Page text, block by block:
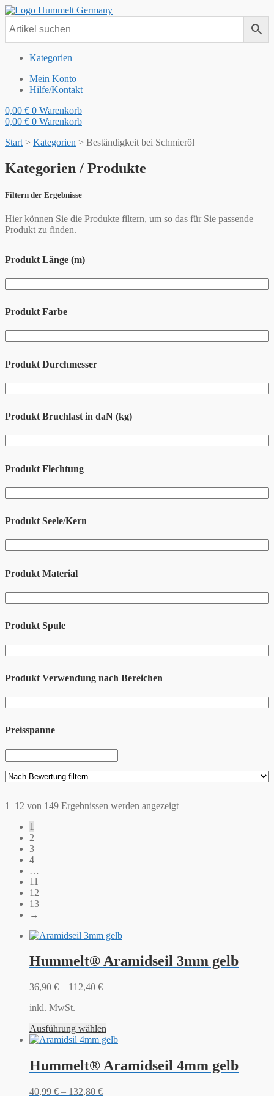
Kategorien
Mein Konto
Hilfe/Kontakt
0,00 € 0 Warenkorb
0,00 € 0 Warenkorb
Start > Kategorien > Beständigkeit bei Schmieröl
Kategorien / Produkte
Filtern der Ergebnisse
Hier können Sie die Produkte filtern, um so das für Sie passende
Produkt zu finden.
Produkt Länge (m)
Produkt Farbe
Produkt Durchmesser
Produkt Bruchlast in daN (kg)
Produkt Flechtung
Produkt Seele/Kern
Produkt Material
Produkt Spule
Produkt Verwendung nach Bereichen
Preisspanne
1–12 von 149 Ergebnissen werden angezeigt
1
2
3
4
…
11
12
13
→
Hummelt® Aramidseil 3mm gelb
36,90 € – 112,40 €
inkl. MwSt.
Ausführung wählen
Hummelt® Aramidseil 4mm gelb
40,99 € – 132,80 €